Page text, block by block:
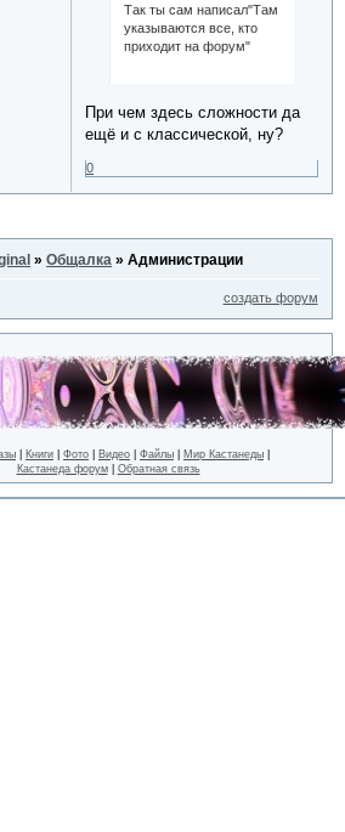
Так ты сам написал"Там
указываются все, кто
приходит на форум"
При чем здесь сложности да
ещё и с классической, ну?
0
»Общалка »Администрации
создать форум
Книги Фото Видео Файлы Мир Кастанеды
Кастанеда форум| Обратная связь